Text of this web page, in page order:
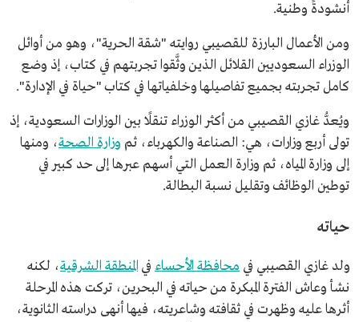
أنشودةً وطنية.
ومن الأعمال البارزة للقصيبي روايته "شقة الحرية"، وهو من أوائل
الوزراء السعوديين القلائل الذين وثَّقوا تجربتهم في كتاب، إذ وضع
كامل تجربته بجميع تفاصيلها وخلفياتها في كتاب "حياة في الإدارة".
ويُعدُّ غازي القصيبي من أكثر الوزراء تنقلًا بين الوزارات السعودية، إذ
تولى أربع وزارات، هي: الصناعة والكهرباء، ثم وزارة الصحة، ومنها
إلى وزارة المياه، ثم وزارة العمل التي أسهم عبرها إلى حد كبير في
توطين الوظائف وتقليل نسبة البطالة.
حياته
ولد غازي القصيبي في محافظة الأحساء في المنطقة الشرقية، لكنه
نشأ وعاش الفترة المبكرة من حياته في البحرين، تركت هذه المرحلة
أثرها عليه وظهرت في ثقافته وشاعريته، فيها أنهى دراسته الثانوية،